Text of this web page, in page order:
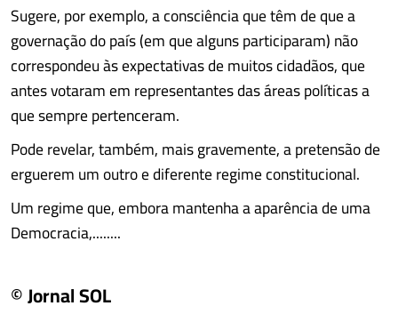
Sugere, por exemplo, a consciência que têm de que a
governação do país (em que alguns participaram) não
correspondeu às expectativas de muitos cidadãos, que
antes votaram em representantes das áreas políticas a
que sempre pertenceram.
Pode revelar, também, mais gravemente, a pretensão de
erguerem um outro e diferente regime constitucional.
Um regime que, embora mantenha a aparência de uma
Democracia,........
© Jornal SOL